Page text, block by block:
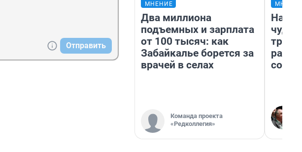
Отправить
МНЕНИЕ
Два миллиона
подъемных и зарплата
от 100 тысяч: как
Забайкалье борется за
врачей в селах
Команда проекта
«Редколлегия»